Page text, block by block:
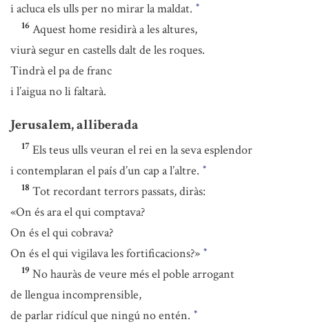
i acluca els ulls per no mirar la maldat. *
16 Aquest home residirà a les altures,
viurà segur en castells dalt de les roques.
Tindrà el pa de franc
i l’aigua no li faltarà.
Jerusalem, alliberada
17 Els teus ulls veuran el rei en la seva esplendor
i contemplaran el país d’un cap a l’altre. *
18 Tot recordant terrors passats, diràs:
«On és ara el qui comptava?
On és el qui cobrava?
On és el qui vigilava les fortificacions?» *
19 No hauràs de veure més el poble arrogant
de llengua incomprensible,
de parlar ridícul que ningú no entén. *